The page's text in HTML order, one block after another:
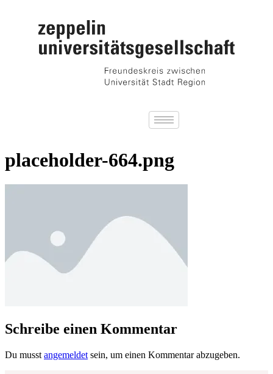
placeholder-664.png
Schreibe einen Kommentar
Du musst angemeldet sein, um einen Kommentar abzugeben.